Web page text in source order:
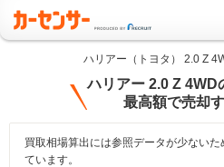
ハリアー（トヨタ） 2.0 Z
ハリアー 2.0 Z 4WD
最高額で売却
買取相場算出には参照データが少ない
ています。